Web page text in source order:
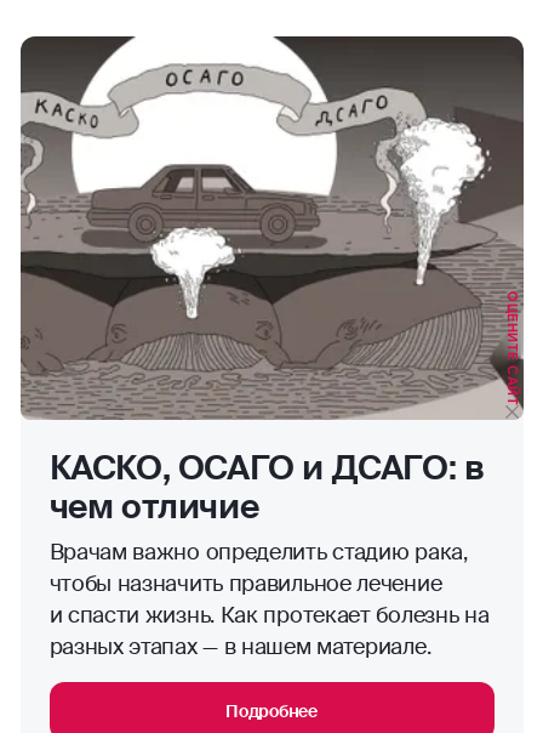
КАСКО, ОСАГО и ДСАГО: в
чем отличие
Врачам важно определить стадию рака,
чтобы назначить правильное лечение
и спасти жизнь. Как протекает болезнь на
разных этапах — в нашем материале.
Подробнее
ОЦЕНИТЕ САЙТ